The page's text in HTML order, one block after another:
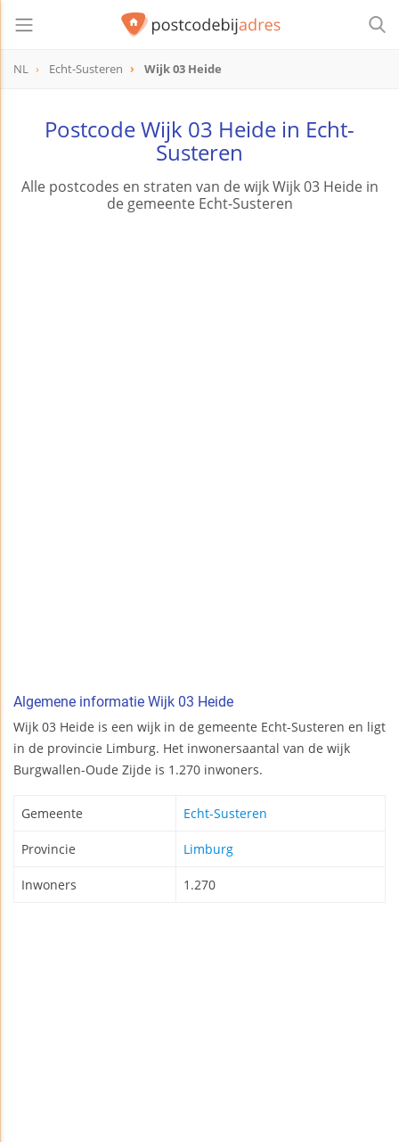
NL Echt-Susteren Wijk 03 Heide
Postcode Wijk 03 Heide in Echt-
Susteren
Alle postcodes en straten van de wijk Wijk 03 Heide in
de gemeente Echt-Susteren
Algemene informatie Wijk 03 Heide
Wijk 03 Heide is een wijk in de gemeente Echt-Susteren en ligt
in de provincie Limburg. Het inwonersaantal van de wijk
Burgwallen-Oude Zijde is 1.270 inwoners.
Gemeente Echt-Susteren
Provincie Limburg
Inwoners 1.270